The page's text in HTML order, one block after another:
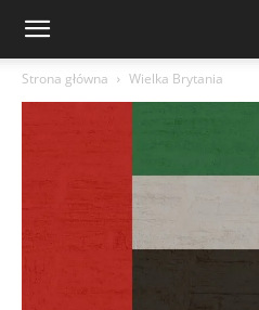
Strona główna Wielka Brytania